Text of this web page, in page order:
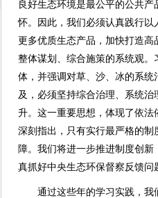
良好生态环境是最公平的公共
怀。因此，我们必须认真践行
更多优质生态产品，加快打造高
整体谋划、综合施策的系统观。
体，并强调对草、沙、冰的系
及，必须坚持综合治理、系统
升。这一重要思想，体现了依
深刻指出，只有实行最严格的
障。我们将进一步推进制度创
真抓好中央生态环保督察反馈问
通过这些年的学习实践，我